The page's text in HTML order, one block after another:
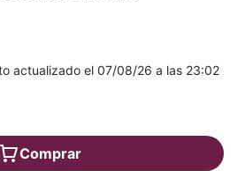
actualizado el 07/08/26 a las 23:02
Comprar